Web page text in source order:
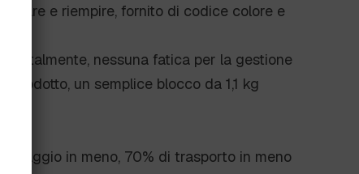
e riempire, fornito di codice colore e
nessuna fatica per la gestione
prodotto, un semplice blocco da 1,1 kg
in meno, 70% di trasporto in meno